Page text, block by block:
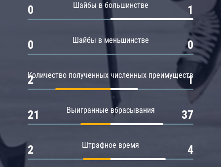
Шайбы в большинстве
0 1
Шайбы в меньшинстве
0 0
Количество полученных численных преимуществ
2 1
Выигранные вбрасывания
21 37
Штрафное время
2 4